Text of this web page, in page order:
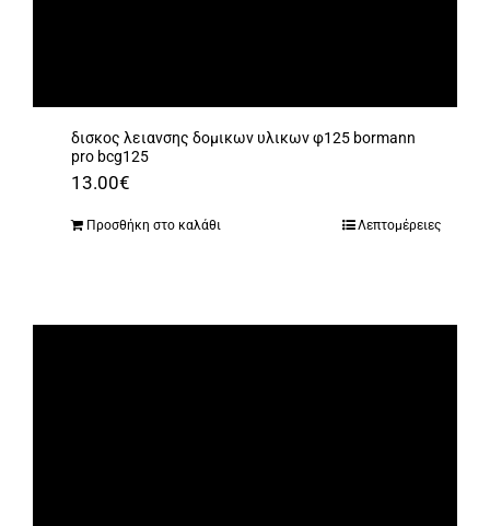
δισκος λειανσης δομικων υλικων φ125 bormann
pro bcg125
13.00€
Προσθήκη στο καλάθι Λεπτομέρειες